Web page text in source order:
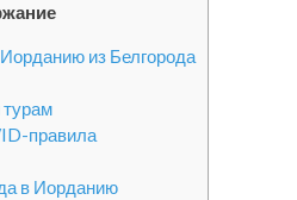
из Белгорода
правила
в Иорданию